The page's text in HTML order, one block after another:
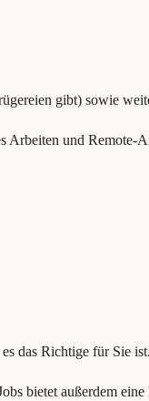
gibt) sowie
Arbeiten und Remote-
das Richtige für Sie ist.
bietet außerdem